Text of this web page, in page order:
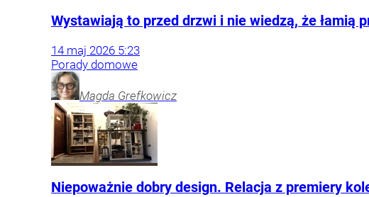
Wystawiają to przed drzwi i nie wiedzą, że łamią
14 maj 2026 5:23
Porady domowe
Magda Grefkowicz
Niepoważnie dobry design. Relacja z premiery